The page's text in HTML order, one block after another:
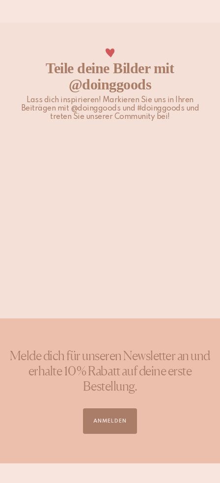
Teile deine Bilder mit
@doinggoods
Lass dich inspirieren! Markieren Sie uns in Ihren
Beiträgen mit @doinggoods und #doinggoods und
treten Sie unserer Community bei!
Melde dich für unseren Newsletter an und
erhalte 10 % Rabatt auf deine erste
Bestellung.
ANMELDEN